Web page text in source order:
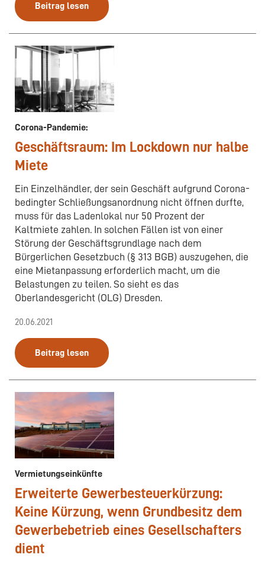
Beitrag lesen
Corona-Pandemie:
Geschäftsraum: Im Lockdown nur halbe
Miete
Ein Einzelhändler, der sein Geschäft aufgrund Corona-
bedingter Schließungsanordnung nicht öffnen durfte,
muss für das Ladenlokal nur 50 Prozent der
Kaltmiete zahlen. In solchen Fällen ist von einer
Störung der Geschäftsgrundlage nach dem
Bürgerlichen Gesetzbuch (§ 313 BGB) auszugehen, die
eine Mietanpassung erforderlich macht, um die
Belastungen zu teilen. So sieht es das
Oberlandesgericht (OLG) Dresden.
20.06.2021
Beitrag lesen
Vermietungseinkünfte
Erweiterte Gewerbesteuerkürzung:
Keine Kürzung, wenn Grundbesitz dem
Gewerbebetrieb eines Gesellschafters
dient